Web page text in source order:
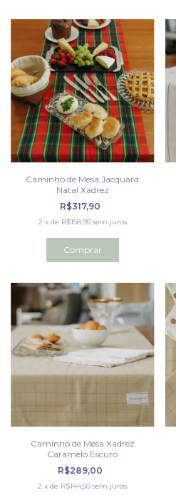
Caminho de Mesa Jacquard
Natal Xadrez
R$317,90
2 x de R$158,95 sem juros
Caminho de Mesa Xadrez
Caramelo Escuro
R$289,00
2 xde R$144,50 sem juros